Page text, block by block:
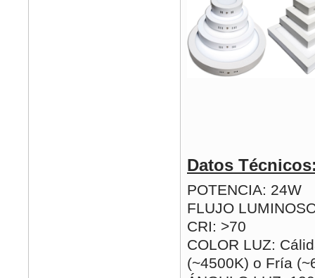
Datos
POTENCIA: 24W
FLUJO
CRI: >70
COLOR LUZ:
(~4500K) o Fría